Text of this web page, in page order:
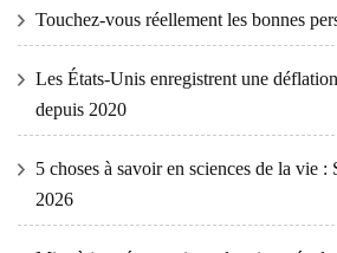
Touchez-vous réellement les bonnes
Les États-Unis enregistrent une
depuis 2020
5 choses à savoir en sciences de la vie
2026